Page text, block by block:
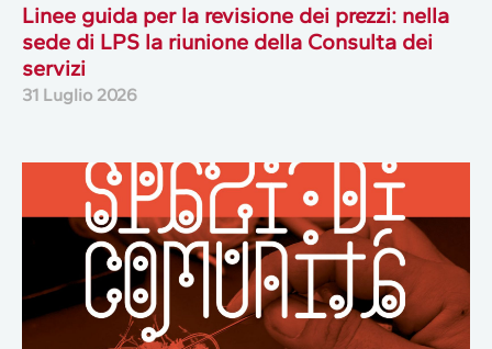
Linee guida per la revisione dei prezzi: nella
sede di LPS la riunione della Consulta dei
servizi
31 Luglio 2026